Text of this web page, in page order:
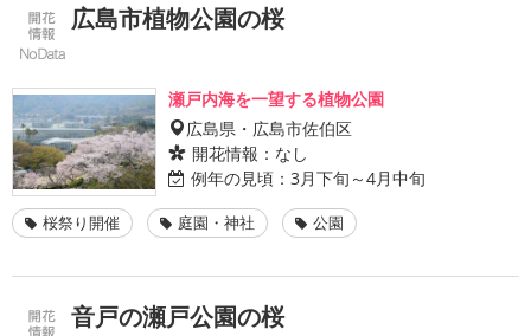
広島市植物公園の桜
瀬戸内海を一望する植物公園
広島県・広島市佐伯区
開花情報： なし
例年の見頃： 3月下旬～4月中旬
桜祭り開催 庭園・神社 公園
音戸の瀬戸公園の桜